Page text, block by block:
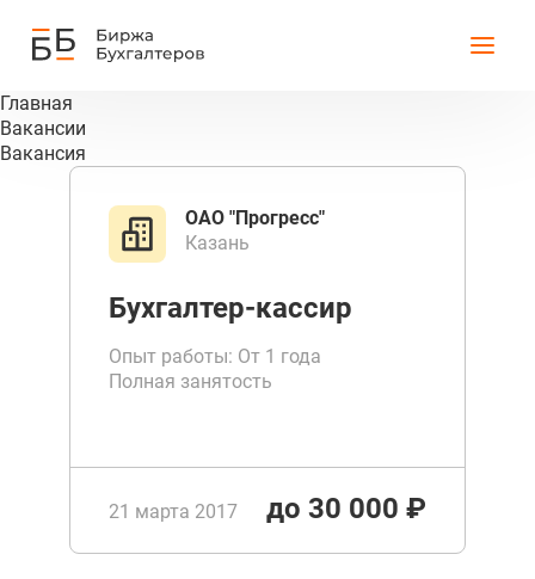
Главная
Вакансии
Вакансия
ОАО "Прогресс"
Казань
Бухгалтер-кассир
Опыт работы: От 1 года
Полная занятость
21 марта 2017 до 30 000 ₽